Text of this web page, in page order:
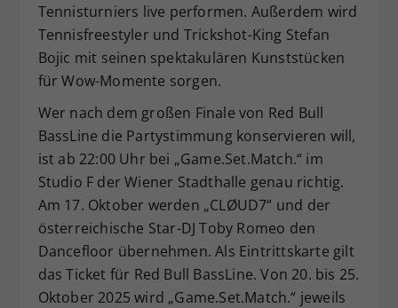
Tennisturniers live performen. Außerdem wird
Tennisfreestyler und Trickshot-King Stefan
Bojic mit seinen spektakulären Kunststücken
für Wow-Momente sorgen.
Wer nach dem großen Finale von Red Bull
BassLine die Partystimmung konservieren will,
ist ab 22:00 Uhr bei „Game.Set.Match.“ im
Studio F der Wiener Stadthalle genau richtig.
Am 17. Oktober werden „CLØUD7“ und der
österreichische Star-DJ Toby Romeo den
Dancefloor übernehmen. Als Eintrittskarte gilt
das Ticket für Red Bull BassLine. Von 20. bis 25.
Oktober 2025 wird „Game.Set.Match.“ jeweils